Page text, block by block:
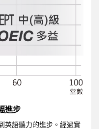
進步
英語聽力的進步。經過實